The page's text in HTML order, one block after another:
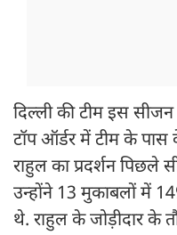
दिल्ली की टीम इस
टॉप ऑर्डर में टीम के
राहुल का प्रदर्शन पिछले
उन्होंने 13 मुकाबलों में
थे. राहुल के जोड़ीदार के